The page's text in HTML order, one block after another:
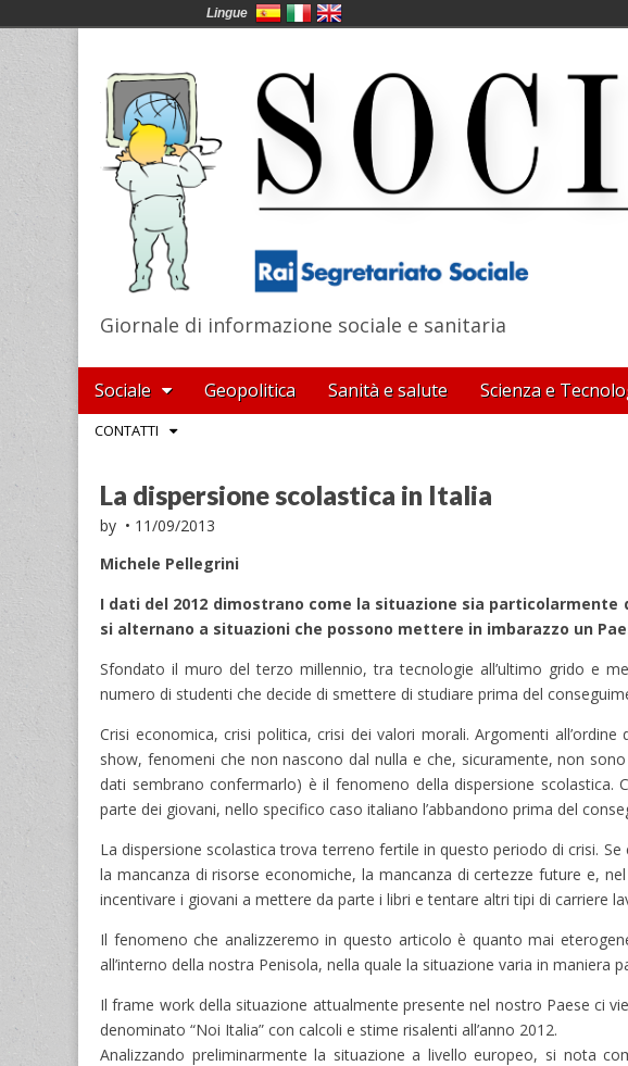
SocialNews
Giornale di informazione sociale e sanitaria
Main
menu
Skip
to
content
Sociale Geopolitica Sanità e salute Scienza e
SubCONTATTI
La dispersione scolastica in Italia
by • 11/09/2013
Michele Pellegrini
I dati del 2012 dimostrano come la situazione sia
si alternano a situazioni che possono mettere in imbarazzo un
Sfondato il muro del terzo millennio, tra tecnologie all’ultimo grido e
numero di studenti che decide di smettere di studiare prima del
Crisi economica, crisi politica, crisi dei valori morali. Argomenti
show, fenomeni che non nascono dal nulla e che, sicuramente, non
dati sembrano confermarlo) è il fenomeno della dispersione scolastica.
parte dei giovani, nello specifico caso italiano l’abbandono prima del
La dispersione scolastica trova terreno fertile in questo periodo di crisi.
la mancanza di risorse economiche, la mancanza di certezze future e,
incentivare i giovani a mettere da parte i libri e tentare altri tipi di carriere
Il fenomeno che analizzeremo in questo articolo è quanto mai
all’interno della nostra Penisola, nella quale la situazione varia in maniera
Il frame work della situazione attualmente presente nel nostro Paese ci
denominato “Noi Italia” con calcoli e stime risalenti all’anno 2012.
Analizzando preliminarmente la situazione a livello europeo, si nota
Lingue